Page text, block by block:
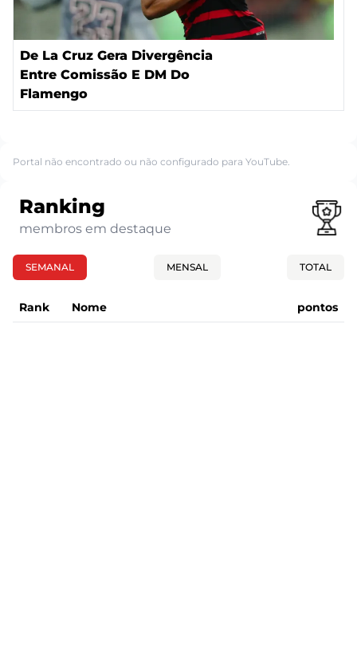
De La Cruz Gera Divergência
Entre Comissão E DM Do
Flamengo
Portal não encontrado ou não configurado para YouTube.
Ranking
membros em destaque
SEMANAL MENSAL TOTAL
Rank Nome pontos